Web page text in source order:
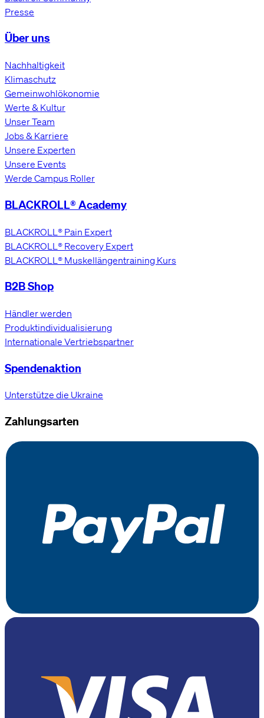
Presse
Über uns
Nachhaltigkeit
Klimaschutz
Gemeinwohlökonomie
Werte & Kultur
Unser Team
Jobs & Karriere
Unsere Experten
Unsere Events
Werde Campus Roller
BLACKROLL® Academy
BLACKROLL® Pain Expert
BLACKROLL® Recovery Expert
BLACKROLL® Muskellängentraining Kurs
B2B Shop
Händler werden
Produktindividualisierung
Internationale Vertriebspartner
Spendenaktion
Unterstütze die Ukraine
Zahlungsarten